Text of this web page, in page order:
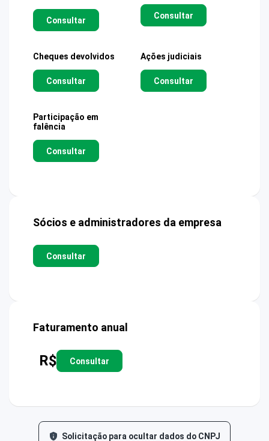
Consultar Consultar
Cheques devolvidos
Consultar
Ações judiciais
Consultar
Participação em
falência
Consultar
Sócios e administradores da empresa
Consultar
Faturamento anual
R$ Consultar
Solicitação para ocultar dados do CNPJ